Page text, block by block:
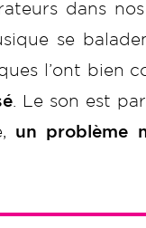
dans nos
se
l’ont bien
. Le son est
un problème